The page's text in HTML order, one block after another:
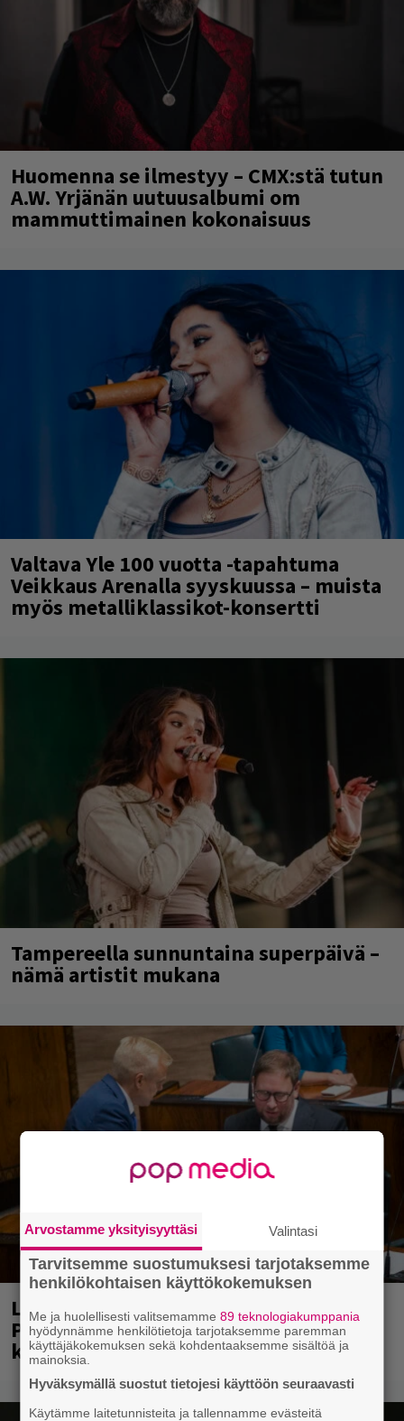
Huomenna se ilmestyy – CMX:stä tutun
A.W. Yrjänän uutuusalbumi om
mammuttimainen kokonaisuus
Valtava Yle 100 vuotta -tapahtuma
Veikkaus Arenalla syyskuussa – muista
myös metalliklassikot-konsertti
Tampereella sunnuntaina superpäivä –
nämä artistit mukana
Laittomasta graffitista kiinni jäänyt
Paavo Arhinmäki jälleen spraypullo
kädessä – näitä puolueita ei kiinnosta
Arvostamme yksityisyyttäsi Valintasi
Tarvitsemme suostumuksesi tarjotaksemme
henkilökohtaisen käyttökokemuksen
Me ja huolellisesti valitsemamme89 teknologiakumppania
hyödynnämme henkilötietoja tarjotaksemme paremman
käyttäjäkokemuksen sekä kohdentaaksemme sisältöä ja
mainoksia.
Hyväksymällä suostut tietojesi käyttöön seuraavasti
Käytämme laitetunnisteita ja tallennamme evästeitä